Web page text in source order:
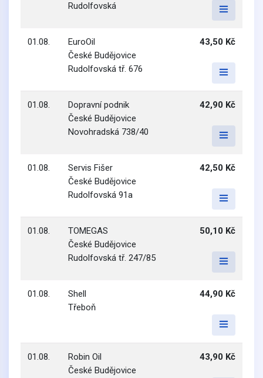
Rudolfovská
01.08.
EuroOil
České Budějovice
Rudolfovská tř. 676
43,50 Kč
01.08.
Dopravní podnik
České Budějovice
Novohradská 738/40
42,90 Kč
01.08.
Servis Fišer
České Budějovice
Rudolfovská 91a
42,50 Kč
01.08.
TOMEGAS
České Budějovice
Rudolfovská tř. 247/85
50,10 Kč
01.08.
Shell
Třeboň
44,90 Kč
01.08.
Robin Oil
České Budějovice
43,90 Kč